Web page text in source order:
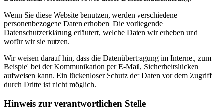
Wenn Sie diese Website benutzen, werden verschiedene
personenbezogene Daten erhoben. Die vorliegende
Datenschutzerklärung erläutert, welche Daten wir erheben und
wofür wir sie nutzen.
Wir weisen darauf hin, dass die Datenübertragung im Internet, zum
Beispiel bei der Kommunikation per E-Mail, Sicherheitslücken
aufweisen kann. Ein lückenloser Schutz der Daten vor dem Zugriff
durch Dritte ist nicht möglich.
Hinweis zur verantwortlichen Stelle